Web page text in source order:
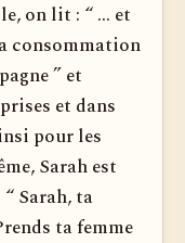
on lit : “ ... et
consommation
” et
et dans
pour les
Sarah est
“ Sarah, ta
ta femme